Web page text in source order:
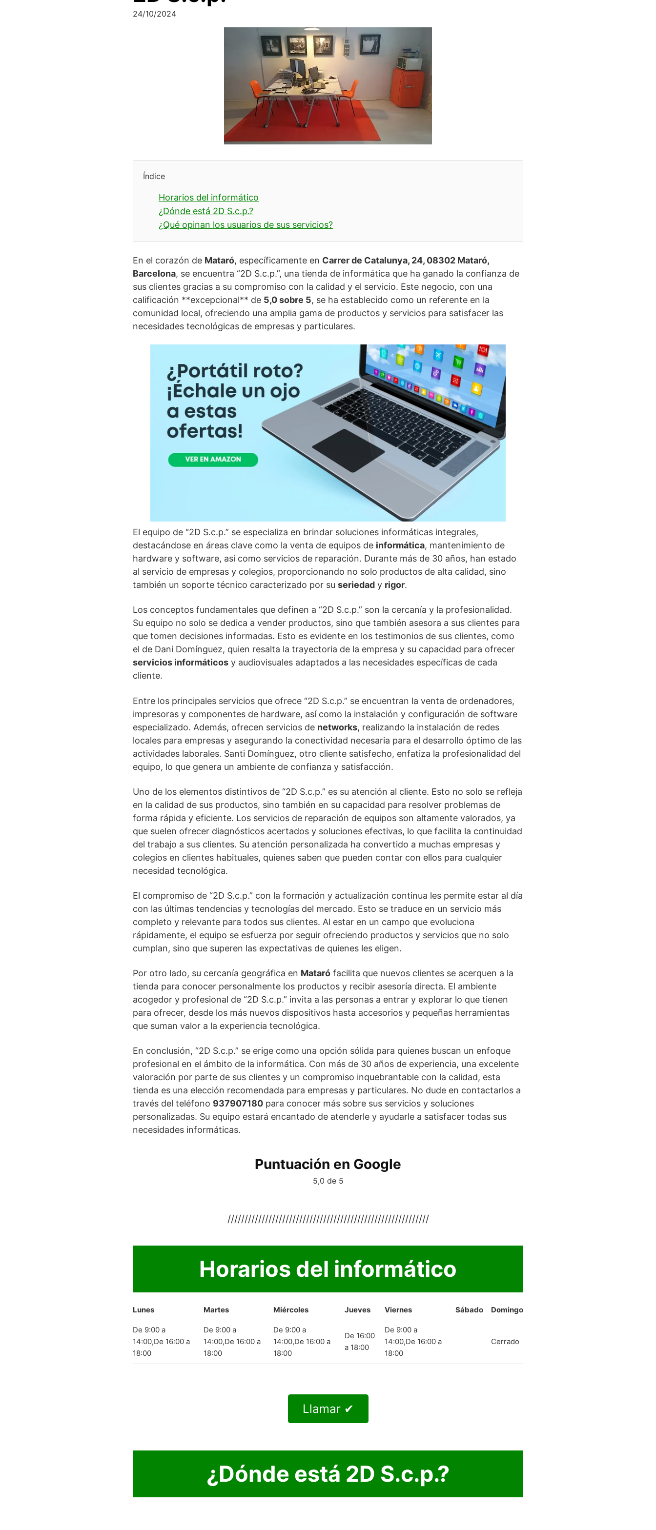
24/10/2024
Índice
Horarios del informático
¿Dónde está 2D S.c.p.?
¿Qué opinan los usuarios de sus servicios?
En el corazón de Mataró, específicamente en Carrer de Catalunya, 24, 08302 Mataró,
Barcelona, se encuentra “2D S.c.p.”, una tienda de informática que ha ganado la confianza de
sus clientes gracias a su compromiso con la calidad y el servicio. Este negocio, con una
calificación **excepcional** de 5,0 sobre 5, se ha establecido como un referente en la
comunidad local, ofreciendo una amplia gama de productos y servicios para satisfacer las
necesidades tecnológicas de empresas y particulares.
El equipo de “2D S.c.p.” se especializa en brindar soluciones informáticas integrales,
destacándose en áreas clave como la venta de equipos de informática, mantenimiento de
hardware y software, así como servicios de reparación. Durante más de 30 años, han estado
al servicio de empresas y colegios, proporcionando no solo productos de alta calidad, sino
también un soporte técnico caracterizado por su seriedad y rigor.
Los conceptos fundamentales que definen a “2D S.c.p.” son la cercanía y la profesionalidad.
Su equipo no solo se dedica a vender productos, sino que también asesora a sus clientes para
que tomen decisiones informadas. Esto es evidente en los testimonios de sus clientes, como
el de Dani Domínguez, quien resalta la trayectoria de la empresa y su capacidad para ofrecer
servicios informáticos y audiovisuales adaptados a las necesidades específicas de cada
cliente.
Entre los principales servicios que ofrece “2D S.c.p.” se encuentran la venta de ordenadores,
impresoras y componentes de hardware, así como la instalación y configuración de software
especializado. Además, ofrecen servicios de networks, realizando la instalación de redes
locales para empresas y asegurando la conectividad necesaria para el desarrollo óptimo de las
actividades laborales. Santi Domínguez, otro cliente satisfecho, enfatiza la profesionalidad del
equipo, lo que genera un ambiente de confianza y satisfacción.
Uno de los elementos distintivos de “2D S.c.p.” es su atención al cliente. Esto no solo se refleja
en la calidad de sus productos, sino también en su capacidad para resolver problemas de
forma rápida y eficiente. Los servicios de reparación de equipos son altamente valorados, ya
que suelen ofrecer diagnósticos acertados y soluciones efectivas, lo que facilita la continuidad
del trabajo a sus clientes. Su atención personalizada ha convertido a muchas empresas y
colegios en clientes habituales, quienes saben que pueden contar con ellos para cualquier
necesidad tecnológica.
El compromiso de “2D S.c.p.” con la formación y actualización continua les permite estar al día
con las últimas tendencias y tecnologías del mercado. Esto se traduce en un servicio más
completo y relevante para todos sus clientes. Al estar en un campo que evoluciona
rápidamente, el equipo se esfuerza por seguir ofreciendo productos y servicios que no solo
cumplan, sino que superen las expectativas de quienes les eligen.
Por otro lado, su cercanía geográfica en Mataró facilita que nuevos clientes se acerquen a la
tienda para conocer personalmente los productos y recibir asesoría directa. El ambiente
acogedor y profesional de “2D S.c.p.” invita a las personas a entrar y explorar lo que tienen
para ofrecer, desde los más nuevos dispositivos hasta accesorios y pequeñas herramientas
que suman valor a la experiencia tecnológica.
En conclusión, “2D S.c.p.” se erige como una opción sólida para quienes buscan un enfoque
profesional en el ámbito de la informática. Con más de 30 años de experiencia, una excelente
valoración por parte de sus clientes y un compromiso inquebrantable con la calidad, esta
tienda es una elección recomendada para empresas y particulares. No dude en contactarlos a
través del teléfono 937907180 para conocer más sobre sus servicios y soluciones
personalizadas. Su equipo estará encantado de atenderle y ayudarle a satisfacer todas sus
necesidades informáticas.
Puntuación en Google
5,0 de 5
///////////////////////////////////////////////////////////
Horarios del informático
Lunes Martes Miércoles Jueves Viernes Sábado Domingo
De 9:00 a
14:00,De 16:00 a
18:00
De 9:00 a
14:00,De 16:00 a
18:00
De 9:00 a
14:00,De 16:00 a
18:00
De 16:00
a 18:00
De 9:00 a
14:00,De 16:00 a
18:00
Cerrado
Llamar ✔
¿Dónde está 2D S.c.p.?